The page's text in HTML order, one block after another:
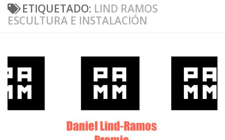
ETIQUETADO: LIND RAMOS
ESCULTURA E INSTALACIÓN